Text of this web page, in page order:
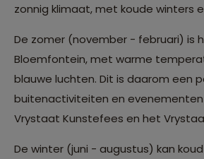
zonnig klimaat, met koude winters
De zomer (november - februari) is
Bloemfontein, met warme
blauwe luchten. Dit is daarom een
buitenactiviteiten en
Vrystaat Kunstefees en het
De winter (juni - augustus) kan koud